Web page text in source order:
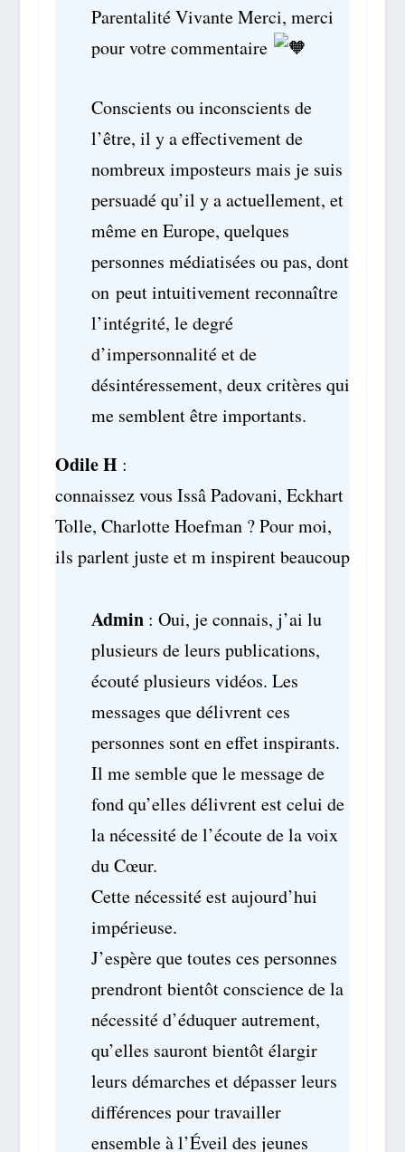
Parentalité Vivante Merci, merci
pour votre commentaire
Conscients ou inconscients de
l’être, il y a effectivement de
nombreux imposteurs mais je suis
persuadé qu’il y a actuellement, et
même en Europe, quelques
personnes médiatisées ou pas, dont
on peut intuitivement reconnaître
l’intégrité, le degré
d’impersonnalité et de
désintéressement, deux critères qui
me semblent être importants.
Odile H :
connaissez vous Issâ Padovani, Eckhart
Tolle, Charlotte Hoefman ? Pour moi,
ils parlent juste et m inspirent beaucoup
Admin: Oui, je connais, j’ai lu
plusieurs de leurs publications,
écouté plusieurs vidéos. Les
messages que délivrent ces
personnes sont en effet inspirants.
Il me semble que le message de
fond qu’elles délivrent est celui de
la nécessité de l’écoute de la voix
du Cœur.
Cette nécessité est aujourd’hui
impérieuse.
J’espère que toutes ces personnes
prendront bientôt conscience de la
nécessité d’éduquer autrement,
qu’elles sauront bientôt élargir
leurs démarches et dépasser leurs
différences pour travailler
ensemble à l’Éveil des jeunes